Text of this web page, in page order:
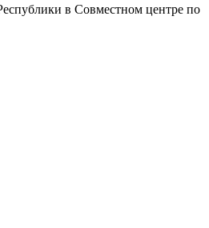
в Совместном центре по